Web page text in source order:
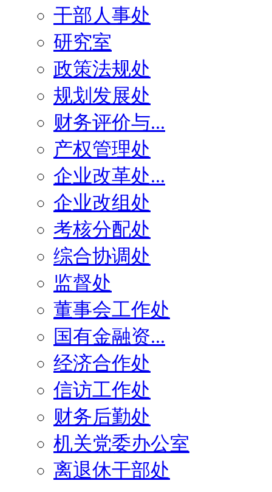
干部人事处
研究室
政策法规处
规划发展处
财务评价与...
产权管理处
企业改革处...
企业改组处
考核分配处
综合协调处
监督处
董事会工作处
国有金融资...
经济合作处
信访工作处
财务后勤处
机关党委办公室
离退休干部处